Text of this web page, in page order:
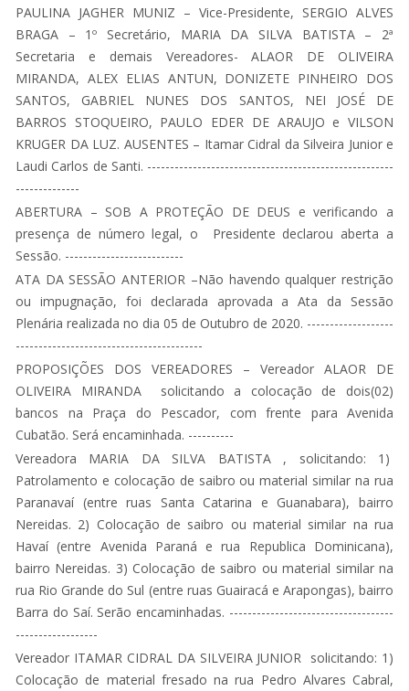
PAULINA JAGHER MUNIZ – Vice-Presidente, SERGIO ALVES
BRAGA – 1º Secretário, MARIA DA SILVA BATISTA – 2ª
Secretaria e demais Vereadores- ALAOR DE OLIVEIRA
MIRANDA, ALEX ELIAS ANTUN, DONIZETE PINHEIRO DOS
SANTOS, GABRIEL NUNES DOS SANTOS, NEI JOSÉ DE
BARROS STOQUEIRO, PAULO EDER DE ARAUJO e VILSON
KRUGER DA LUZ. AUSENTES – Itamar Cidral da Silveira Junior e
Laudi Carlos de Santi. ------------------------------------------------------
--------------
ABERTURA – SOB A PROTEÇÃO DE DEUS e verificando a
presença de número legal, o Presidente declarou aberta a
Sessão. --------------------------
ATA DA SESSÃO ANTERIOR –Não havendo qualquer restrição
ou impugnação, foi declarada aprovada a Ata da Sessão
Plenária realizada no dia 05 de Outubro de 2020. -------------------
-----------------------------------------
PROPOSIÇÕES DOS VEREADORES – Vereador ALAOR DE
OLIVEIRA MIRANDA solicitando a colocação de dois(02)
bancos na Praça do Pescador, com frente para Avenida
Cubatão. Será encaminhada. ----------
Vereadora MARIA DA SILVA BATISTA , solicitando: 1)
Patrolamento e colocação de saibro ou material similar na rua
Paranavaí (entre ruas Santa Catarina e Guanabara), bairro
Nereidas. 2) Colocação de saibro ou material similar na rua
Havaí (entre Avenida Paraná e rua Republica Dominicana),
bairro Nereidas. 3) Colocação de saibro ou material similar na
rua Rio Grande do Sul (entre ruas Guairacá e Arapongas), bairro
Barra do Saí. Serão encaminhadas. ------------------------------------
------------------
Vereador ITAMAR CIDRAL DA SILVEIRA JUNIOR solicitando: 1)
Colocação de material fresado na rua Pedro Alvares Cabral,